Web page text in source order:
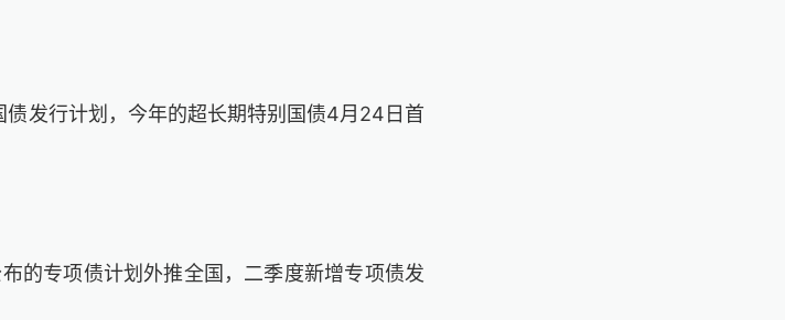
债发行计划，今年的超长期特别国债4月 24 日首
的专项债计划外推全国，二季度新增专项债发